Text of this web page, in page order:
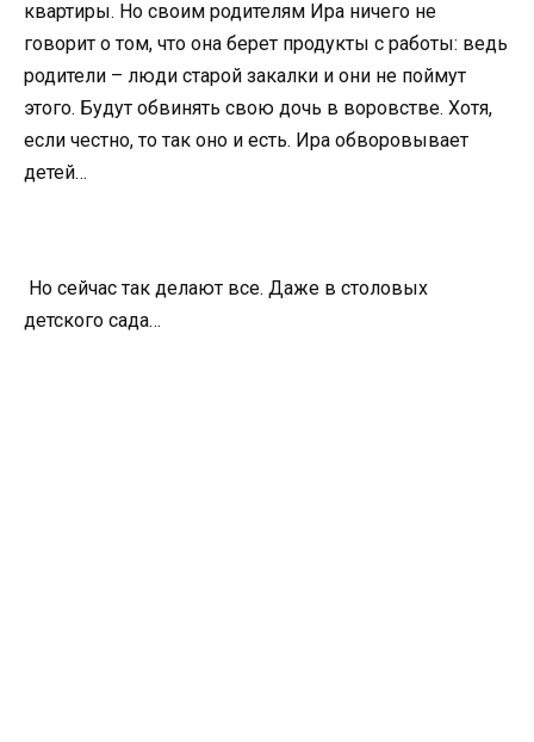
квартиры. Но своим родителям Ира ничего не
говорит о том, что она берет продукты с работы: ведь
родители – люди старой закалки и они не поймут
этого. Будут обвинять свою дочь в воровстве. Хотя,
если честно, то так оно и есть. Ира обворовывает
детей…
Но сейчас так делают все. Даже в столовых
детского сада…